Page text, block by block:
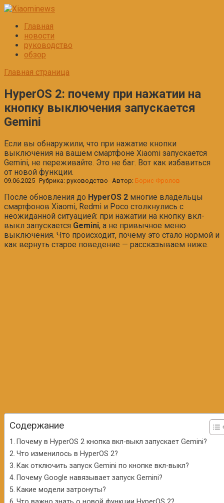
Перейти
контентуГлавная
новости
руководство
обзор
Главная страница
HyperOS 2: почему при нажатии на
кнопку выключения запускается
Gemini
Если вы обнаружили, что при нажатие кнопки
выключения на вашем смартфоне Xiaomi запускается
Gemini, не переживайте. Это не баг. Вот как избавиться
от новой функции.
09.06.2025 Рубрика: руководство Автор: Борис Фролов
После обновления до HyperOS 2 многие владельцы
смартфонов Xiaomi, Redmi и Poco столкнулись с
неожиданной ситуацией: при нажатии на кнопку вкл-
выкл запускается Gemini, а не привычное меню
выключения. Что происходит, почему это стало нормой и
как вернуть старое поведение — рассказываем ниже.
Содержание
Почему в HyperOS 2 кнопка вкл-выкл запускает Gemini?
Что изменилось в HyperOS 2?
Как отключить запуск Gemini по кнопке вкл-выкл?
Почему Google навязывает запуск Gemini?
Какие модели затронуты?